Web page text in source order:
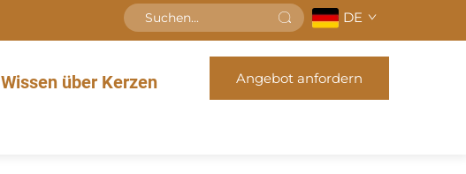
DE
Wissen über Kerzen
Angebot anfordern